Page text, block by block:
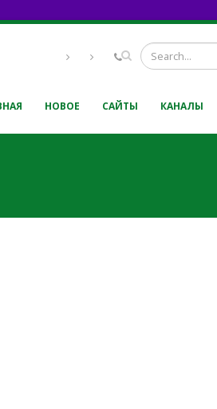
НОВОЕ САЙТЫ КАНАЛЫ